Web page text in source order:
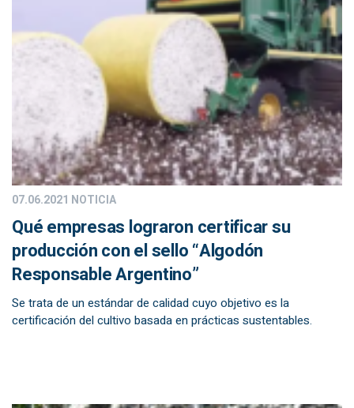
07.06.2021 NOTICIA
Qué empresas lograron certificar su
producción con el sello “Algodón
Responsable Argentino”
Se trata de un estándar de calidad cuyo objetivo es la
certificación del cultivo basada en prácticas sustentables.